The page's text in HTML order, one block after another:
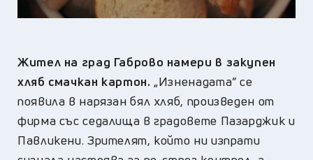
Жител на град Габрово намери в закупен
хляб смачкан картон. „Изненадата” се
появила в нарязан бял хляб, произведен от
фирма със седалища в градовете Пазарджик и
Павликени. Зрителят, който ни изпрати